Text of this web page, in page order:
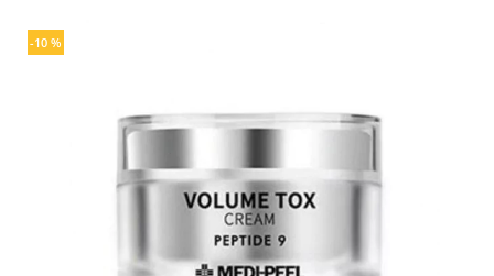
-10 %